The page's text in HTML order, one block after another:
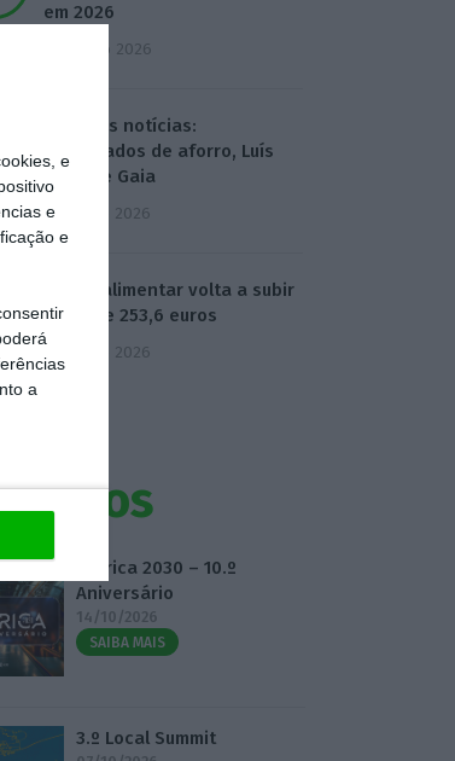
e
e
e
a
em 2026
4 Agosto 2026
Hoje nas notícias:
certificados de aforro, Luís
Neves e Gaia
5 Agosto 2026
Cabaz alimentar volta a subir
e atinge 253,6 euros
5 Agosto 2026
Fábrica 2030 – 10.º
Aniversário
14/10/2026
SAIBA MAIS
3.º Local Summit